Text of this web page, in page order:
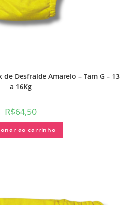
de Desfralde Amarelo – Tam G – 13
a 16Kg
R$64,50
ao carrinho